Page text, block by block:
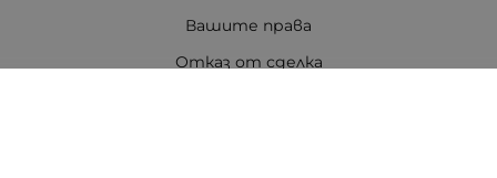
Вашите права
Отказ от сделка